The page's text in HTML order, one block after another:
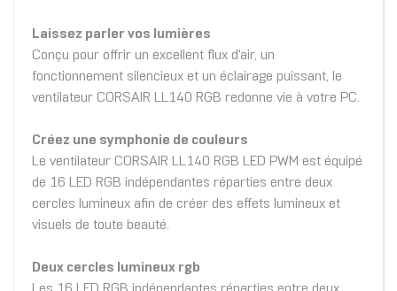
Laissez parler vos lumières
Conçu pour offrir un excellent flux d'air, un
fonctionnement silencieux et un éclairage puissant, le
ventilateur CORSAIR LL140 RGB redonne vie à votre PC.
Créez une symphonie de couleurs
Le ventilateur CORSAIR LL140 RGB LED PWM est équipé
de 16 LED RGB indépendantes réparties entre deux
cercles lumineux afin de créer des effets lumineux et
visuels de toute beauté.
Deux cercles lumineux rgb